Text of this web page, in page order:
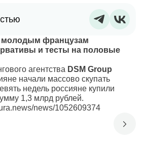
молодым французам
и тесты на половые
агентства DSM Group
начали массово скупать
недель россияне купили
1,3 млрд рублей.
news/1052609374